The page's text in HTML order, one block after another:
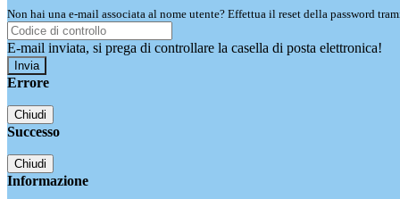
Non hai una e-mail associata al nome utente? Effettua il reset della password
E-mail inviata, si prega di controllare la casella di posta elettronica!
Errore
Chiudi
Successo
Chiudi
Informazione